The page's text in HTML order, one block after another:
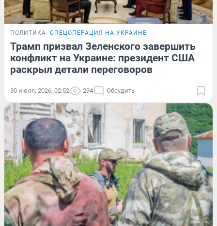
ПОЛИТИКА СПЕЦОПЕРАЦИЯ НА УКРАИНЕ
Трамп призвал Зеленского завершить
конфликт на Украине: президент США
раскрыл детали переговоров
30 июля, 2026, 02:52 294 Обсудить